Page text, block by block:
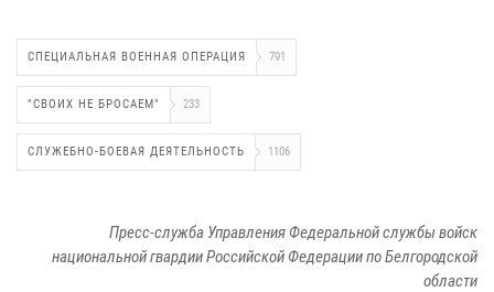
СПЕЦИАЛЬНАЯ ВОЕННАЯ ОПЕРАЦИЯ 791
"СВОИХ НЕ БРОСАЕМ" 233
СЛУЖЕБНО-БОЕВАЯ ДЕЯТЕЛЬНОСТЬ 1106
Пресс-служба Управления Федеральной службы войск
национальной гвардии Российской Федерации по Белгородской
области